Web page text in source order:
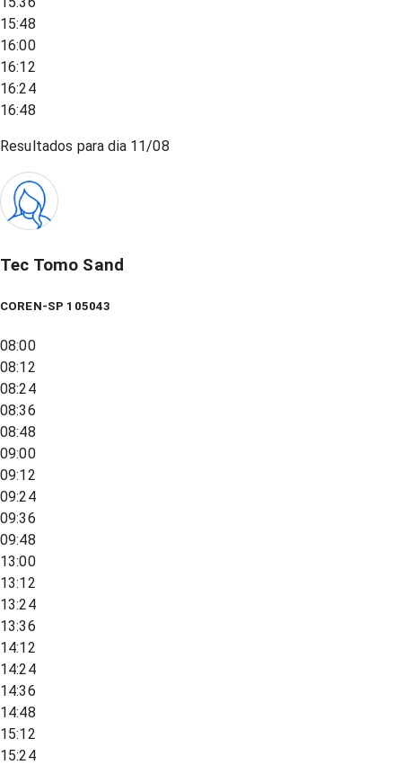
15:48
16:00
16:12
16:24
16:48
Resultados para dia 11/08
Tec Tomo Sand
COREN-SP 105043
08:00
08:12
08:24
08:36
08:48
09:00
09:12
09:24
09:36
09:48
13:00
13:12
13:24
13:36
14:12
14:24
14:36
14:48
15:12
15:24